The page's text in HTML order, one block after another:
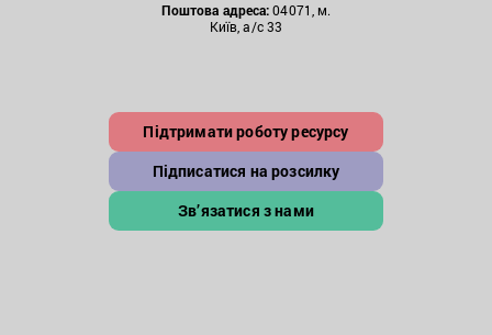
Поштова адреса:04071, м.
Київ, а/с 33
Підтримати роботу ресурсу
Підписатися на розсилку
Зв’язатися з нами